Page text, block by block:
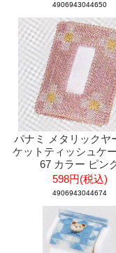
4906943044650
パナミ メタリックヤ
ケットティッシュケ
67 カラー ピン
598円(税込)
4906943044674